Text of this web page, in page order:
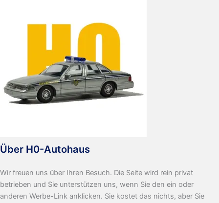
Über H0-Autohaus
Wir freuen uns über Ihren Besuch. Die Seite wird rein privat
betrieben und Sie unterstützen uns, wenn Sie den ein oder
anderen Werbe-Link anklicken. Sie kostet das nichts, aber Sie